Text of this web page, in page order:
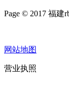
Page © 2017 福建
网站地图
营业执照